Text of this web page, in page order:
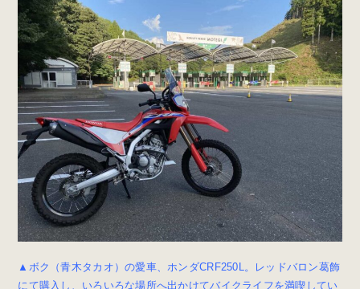
▲ボク（青木タカオ）の愛車、ホンダCRF250L。レッドバロン葛飾
にて購入し、いろいろな場所へ出かけてバイクライフを満喫してい